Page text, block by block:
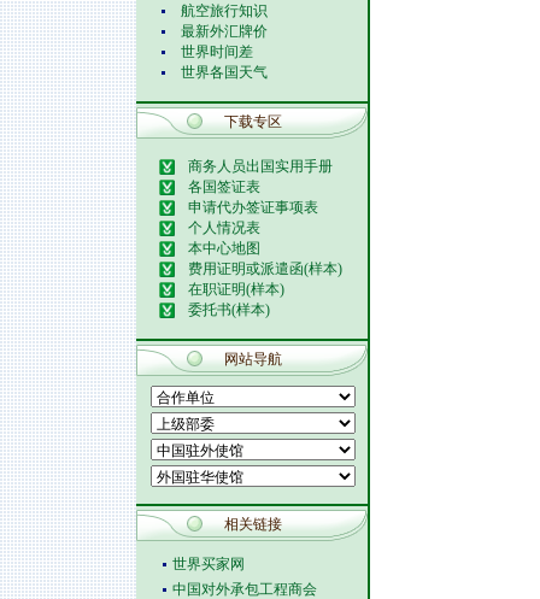
航空旅行知识
最新外汇牌价
世界时间差
世界各国天气
下载专区
商务人员出国实用手册
各国签证表
申请代办签证事项表
个人情况表
本中心地图
费用证明或派遣函(样本)
在职证明(样本)
委托书(样本)
网站导航
相关链接
世界买家网
中国对外承包工程商会